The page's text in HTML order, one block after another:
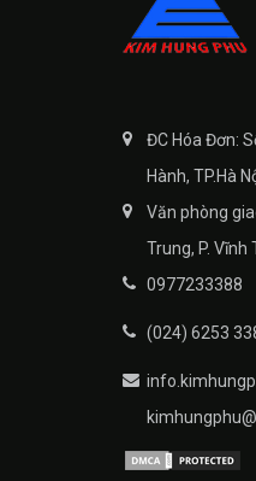
ĐC Hóa Đơn:
Hành, TP.Hà
Văn phòng
Trung, P. Vĩnh
0977233388
(024) 6253